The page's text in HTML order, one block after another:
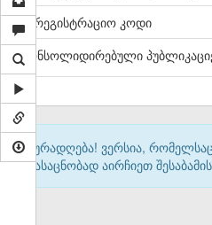
სარეგისტრაციო კოდი
კონსოლიდირებული
ყურადღება! ვერსია,
გასაცნობად აირჩიეთ